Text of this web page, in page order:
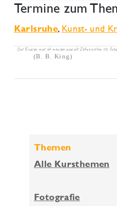
Termine zum
Karlsruhe, Kunst- und
Das Einzige, was ich weniger mag als Zähne ziehen ist,
(B. B. King)
Themen
Alle Kursthemen
Fotografie